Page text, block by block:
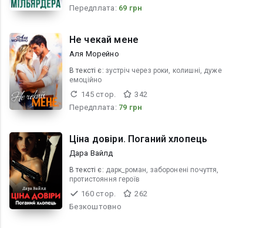
Передплата: 69 грн
Не чекай мене
Аля Морейно
В текcті є: зустріч через роки, колишні, дуже
емоційно
145 стор.
342
Передплата: 79 грн
Ціна довіри. Поганий хлопець
Дара Вайлд
В текcті є: дарк_роман, заборонені почуття,
протистояння героїв
160 стор.
262
Безкоштовно